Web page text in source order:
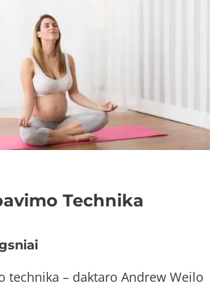
Technika
technika – daktaro Andrew Weilo